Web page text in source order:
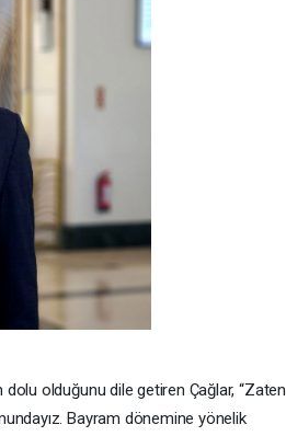
olduğunu dile getiren Çağlar, “Zaten
Bayram dönemine yönelik